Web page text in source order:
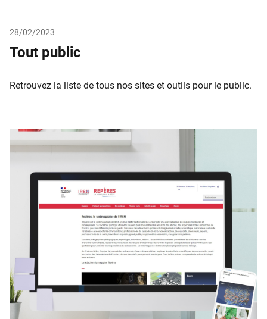
28/02/2023
Tout public
Retrouvez la liste de tous nos sites et outils pour le public.